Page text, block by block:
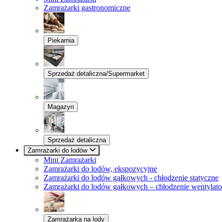
Zamrażarki gastronomiczne
Piekarnia
Sprzedaż detaliczna/Supermarket
Magazyn
Sprzedaż detaliczna
Zamrażarki do lodów
Mini Zamrażarki
Zamrażarki do lodów, ekspozycyjne
Zamrażarki do lodów gałkowych - chłodzenie statyczne
Zamrażarki do lodów gałkowych – chłodzenie
Zamrażarka na lody